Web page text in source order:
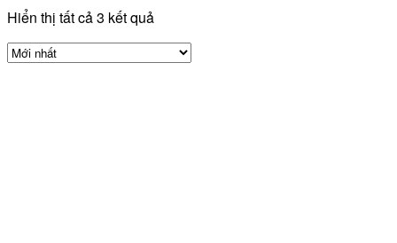
Hiển thị tất cả 3 kết quả